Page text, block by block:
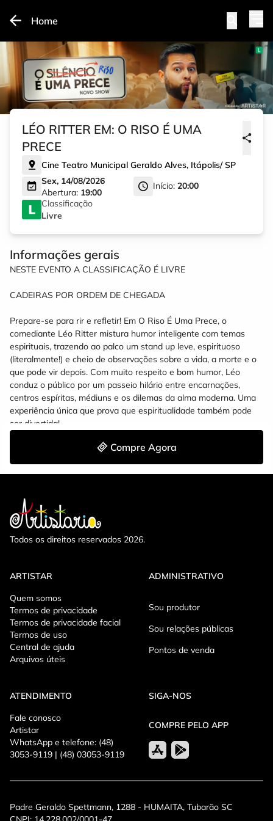
Home
LÉO RITTER EM: O RISO É UMA
PRECE
Cine Teatro Municipal Geraldo Alves, Itápolis/SP
Sex, 14/08/2026
Abertura: 19:00
Início: 20:00
Classificação
Livre
Informações gerais
NESTE EVENTO A CLASSIFICAÇÃO É LIVRE
CADEIRAS POR ORDEM DE CHEGADA
Prepare-se para rir e refletir! Em O Riso É Uma Prece, o
comediante Léo Ritter mistura humor inteligente com temas
espirituais, trazendo ao palco um stand up leve, espirituoso
(literalmente!) e cheio de observações sobre a vida, a morte e o
que pode vir depois. Com muito respeito e bom humor, Léo
conduz o público por um passeio hilário entre encarnações,
centros espíritas, médiuns e os dilemas da alma moderna. Uma
experiência única que prova que espiritualidade também pode
ser divertida!
Compre Agora
Todos os direitos reservados 2026.
ARTISTAR
Quem somos
Termos de privacidade
Termos de privacidade facial
Termos de uso
Central de ajuda
Arquivos úteis
ADMINISTRATIVO
Sou produtor
Sou relações públicas
Pontos de venda
ATENDIMENTO
Fale conosco
Artistar
WhatsApp e telefone: (48)
3053-9119 | (48) 03053-9119
SIGA-NOS
COMPRE PELO APP
Padre Geraldo Spettmann, 1288 - HUMAITA, Tubarão SC